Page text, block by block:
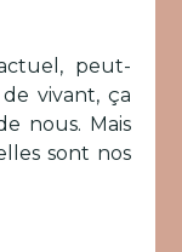
peut-
vivant, ça
nous. Mais
sont nos